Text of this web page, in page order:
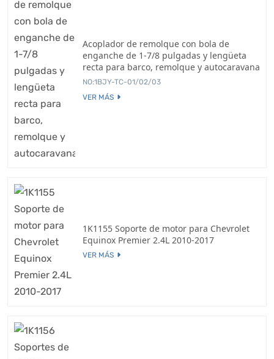
Acoplador de remolque con bola de
enganche de 1-7/8 pulgadas y lengüeta
recta para barco, remolque y autocaravana
NO:1BJY-TC-01/02/03
VER MÁS
1K1155 Soporte de motor para Chevrolet
Equinox Premier 2.4L 2010-2017
VER MÁS